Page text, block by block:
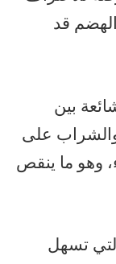
قد
بين
والشراب على
وهو ما ينقص
تسهل